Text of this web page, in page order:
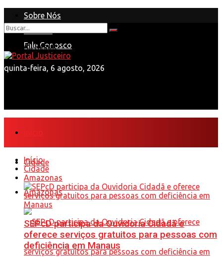
Sobre Nós
Anuncie
Fale Conosco
quinta-feira, 6 agosto, 2026
View All Result
Cidade
Amazonas
Início
Cidade
Amazonas
SEPcD participa da Ouvidoria Cidadã e
oferece serviços gratuitos para pessoas com
deficiência em Manaus